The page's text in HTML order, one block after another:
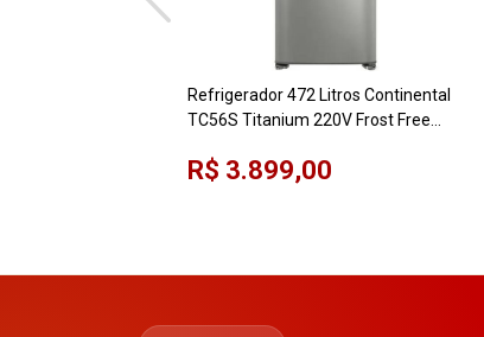
Refrigerador 472 Litros Continental
TC56S Titanium 220V Frost Free
R$ 3.899,00